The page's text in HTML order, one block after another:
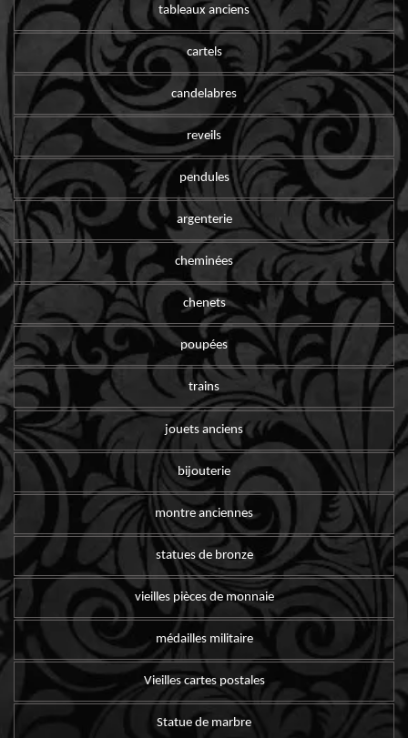
tableaux anciens
cartels
candelabres
reveils
pendules
argenterie
cheminées
chenets
poupées
trains
jouets anciens
bijouterie
montre anciennes
statues de bronze
vieilles pièces de monnaie
médailles militaire
Vieilles cartes postales
Statue de marbre